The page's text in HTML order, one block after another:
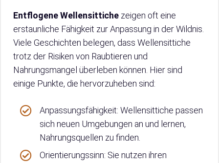
Entflogene Wellensittiche zeigen oft eine
erstaunliche Fähigkeit zur Anpassung in der Wildnis.
Viele Geschichten belegen, dass Wellensittiche
trotz der Risiken von Raubtieren und
Nahrungsmangel überleben können. Hier sind
einige Punkte, die hervorzuheben sind:
Anpassungsfähigkeit: Wellensittiche passen
sich neuen Umgebungen an und lernen,
Nahrungsquellen zu finden.
Orientierungssinn: Sie nutzen ihren